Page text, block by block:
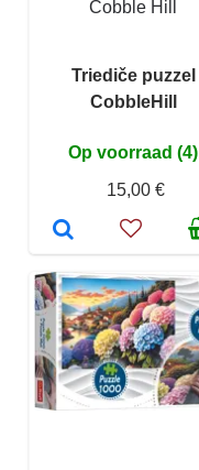
Cobble Hill
Triediče puzzel
CobbleHill
Op voorraad (4)
15,00 €